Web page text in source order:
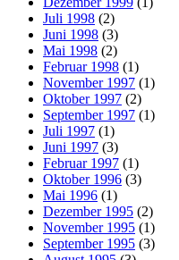
Juli 1998 (2)
Juni 1998 (3)
Mai 1998 (2)
Februar 1998 (1)
November 1997 (1)
Oktober 1997 (2)
September 1997 (1)
Juli 1997 (1)
Juni 1997 (3)
Februar 1997 (1)
Oktober 1996 (3)
Mai 1996 (1)
Dezember 1995 (2)
November 1995 (1)
September 1995 (3)